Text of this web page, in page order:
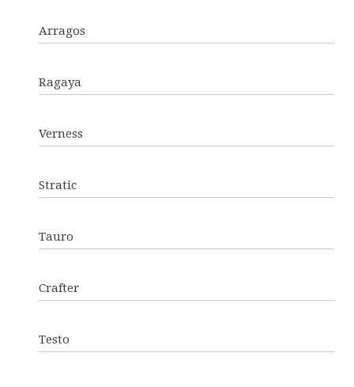
Arragos
Ragaya
Verness
Stratic
Tauro
Crafter
Testo